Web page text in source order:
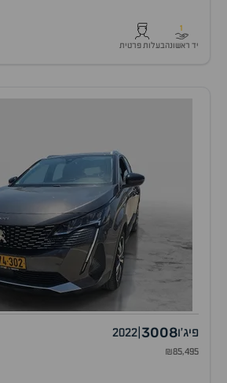
1
יד ראשונהבעלות פרטית
פיג'ו3008
2022
₪85,495